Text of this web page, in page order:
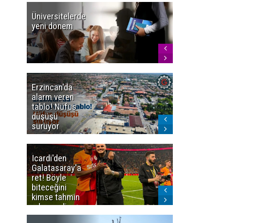
Üniversitelerde
yeni dönem
Erzincan'da
alarm veren
tablo! Nüfus
düşüşü
sürüyor
Icardi'den
Galatasaray'a
ret! Böyle
biteceğini
kimse tahmin
edemezdi